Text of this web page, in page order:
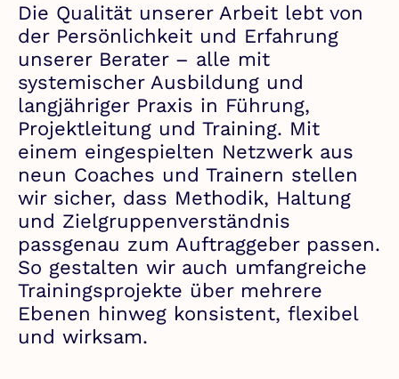
Die Qualität unserer Arbeit lebt von
der Persönlichkeit und Erfahrung
unserer Berater – alle mit
systemischer Ausbildung und
langjähriger Praxis in Führung,
Projektleitung und Training. Mit
einem eingespielten Netzwerk aus
neun Coaches und Trainern stellen
wir sicher, dass Methodik, Haltung
und Zielgruppenverständnis
passgenau zum Auftraggeber passen.
So gestalten wir auch umfangreiche
Trainingsprojekte über mehrere
Ebenen hinweg konsistent, flexibel
und wirksam.